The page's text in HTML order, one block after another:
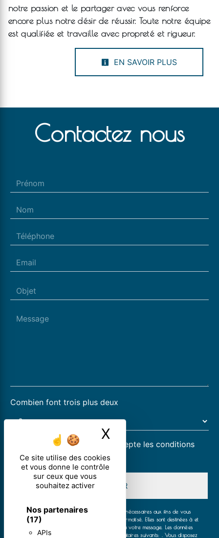
Ce site utilise des cookies
et vous donne le contrôle
sur ceux que vous
souhaitez activer
Nos partenaires
(17)
APIs
X Masquer le
notre passion et le partager avec vous renforce
encore plus notre désir de réussir. Toute notre équipe
est qualifiée et travaille avec propreté et rigueur.
EN SAVOIR PLUS
Contactez nous
Combien font trois plus deux
En cochant cette case, j'accepte les conditions
particulières ci-dessous **
ENVOYER
** Les données personnelles communiquées sont nécessaires aux fins de vous
contacter et sont enregistrées dans un fichier informatisé. Elles sont destinées à et
ses sous-traitants dans le seul but de répondre à votre message. Les données
collectées seront communiquées aux seuls destinataires suivants: . Vous disposez